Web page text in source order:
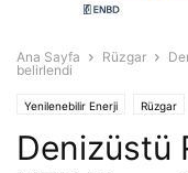
Ana Sayfa Rüzgar
belirlendi
Yenilenebilir Enerji Rüzgar
Denizüstü